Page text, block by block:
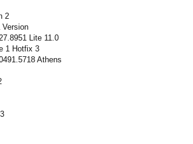
2
Version
Lite 11.0
1 Hotfix 3
Athens